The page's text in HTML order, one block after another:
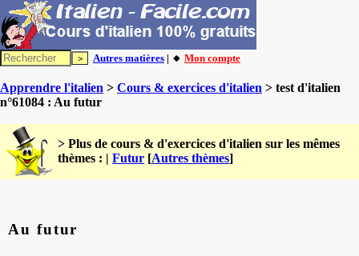
Autres matières | 🔸 Mon compte
Apprendre l'italien > Cours & exercices d'italien > test d'italien
n°61084 : Au futur
> Plus de cours & d'exercices d'italien sur les mêmes
thèmes : | Futur [Autres thèmes]
Au futur